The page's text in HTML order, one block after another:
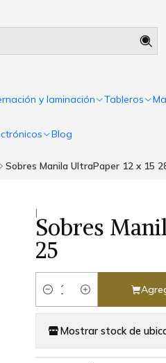
y laminación Tableros
Blog
Sobres Manila UltraPaper 12 x 15
|
Sobres
25
Cantidad
Mostrar stock de